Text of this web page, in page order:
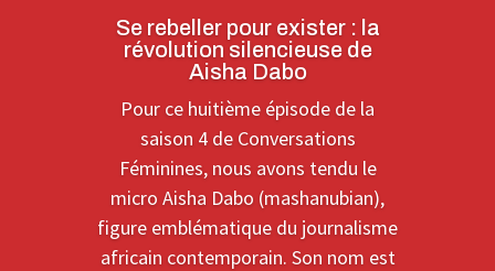
Se rebeller pour exister : la
révolution silencieuse de
Aisha Dabo
Pour ce huitième épisode de la
saison 4 de Conversations
Féminines, nous avons tendu le
micro Aisha Dabo (mashanubian),
figure emblématique du journalisme
africain contemporain. Son nom est